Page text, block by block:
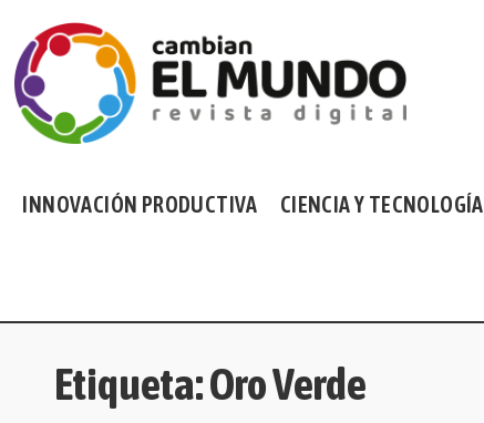
INNOVACIÓN PRODUCTIVA CIENCIA Y TECNOLOGÍA
Etiqueta:Oro Verde